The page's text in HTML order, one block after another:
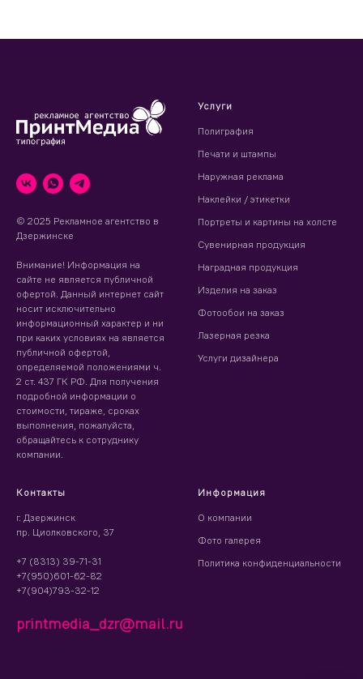
© 2025 Рекламное агентство в
Дзержинске
Внимание! Информация на
сайте не является публичной
офертой. Данный интернет сайт
носит исключительно
информационный характер и ни
при каких условиях на является
публичной офертой,
определяемой положениями ч.
2 ст. 437 ГК РФ. Для получения
подробной информации о
стоимости, тираже, сроках
выполнения, пожалуйста,
обращайтесь к сотруднику
компании.
Услуги
Полиграфия
Печати и штампы
Наружная реклама
Наклейки / этикетки
Портреты и картины на холсте
Сувенирная продукция
Наградная продукция
Изделия на заказ
Фотообои на заказ
Лазерная резка
Услуги дизайнера
Контакты
г. Дзержинск
пр. Циолковского, 37
+7 (8313) 39-71-31
+7(950)601-62-82
+7(904)793-32-12
printmedia_dzr@mail.ru
Информация
О компании
Фото галерея
Политика конфиденциальности